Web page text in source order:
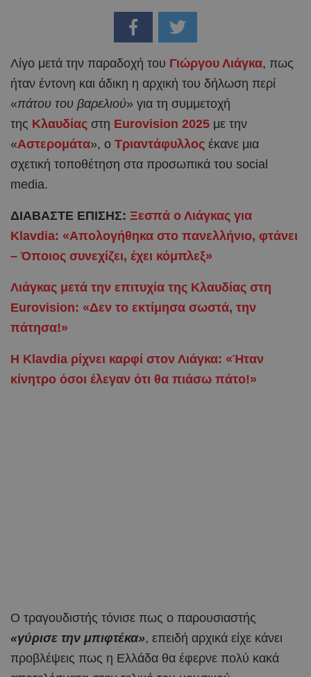
Λίγο μετά την παραδοχή του Γιώργου Λιάγκα, πως
ήταν έντονη και άδικη η αρχική του δήλωση περί
«πάτου του βαρελιού» για τη συμμετοχή
της Κλαυδίας στη Eurovision 2025 με την
«Αστερομάτα», ο Τριαντάφυλλος έκανε μια
σχετική τοποθέτηση στα προσωπικά του social
media.
ΔΙΑΒΑΣΤΕ ΕΠΙΣΗΣ: Ξεσπά ο Λιάγκας για
Klavdia: «Απολογήθηκα στο πανελλήνιο, φτάνει
– Όποιος συνεχίζει, έχει κόμπλεξ»
Λιάγκας μετά την επιτυχία της Κλαυδίας στη
Eurovision: «Δεν το εκτίμησα σωστά, την
πάτησα!»
Η Klavdia ρίχνει καρφί στον Λιάγκα: «Ήταν
κίνητρο όσοι έλεγαν ότι θα πιάσω πάτο!»
Ο τραγουδιστής τόνισε πως ο παρουσιαστής
«γύρισε την μπιφτέκα», επειδή αρχικά είχε κάνει
προβλέψεις πως η Ελλάδα θα έφερνε πολύ κακά